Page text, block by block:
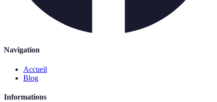
Navigation
Accueil
Blog
Informations